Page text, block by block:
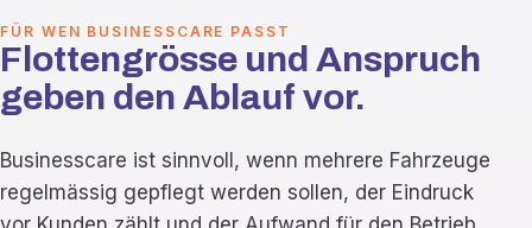
FÜR WEN BUSINESSCARE PASST
Flottengrösse und Anspruch
geben den Ablauf vor.
Businesscare ist sinnvoll, wenn mehrere Fahrzeuge
regelmässig gepflegt werden sollen, der Eindruck